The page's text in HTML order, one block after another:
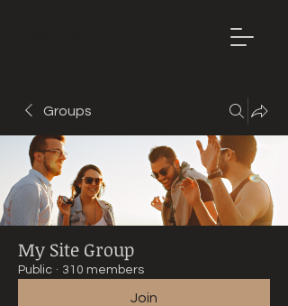
Groups
My Site Group
Public · 310 members
Join